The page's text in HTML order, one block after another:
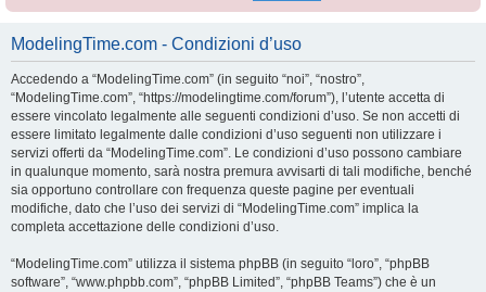
ModelingTime.com - Condizioni d’uso
Accedendo a “ModelingTime.com” (in seguito “noi”, “nostro”,
“ModelingTime.com”, “https://modelingtime.com/forum”), l’utente accetta di
essere vincolato legalmente alle seguenti condizioni d’uso. Se non accetti di
essere limitato legalmente dalle condizioni d’uso seguenti non utilizzare i
servizi offerti da “ModelingTime.com”. Le condizioni d’uso possono cambiare
in qualunque momento, sarà nostra premura avvisarti di tali modifiche, benché
sia opportuno controllare con frequenza queste pagine per eventuali
modifiche, dato che l’uso dei servizi di “ModelingTime.com” implica la
completa accettazione delle condizioni d’uso.
“ModelingTime.com” utilizza il sistema phpBB (in seguito “loro”, “phpBB
software”, “www.phpbb.com”, “phpBB Limited”, “phpBB Teams”) che è un